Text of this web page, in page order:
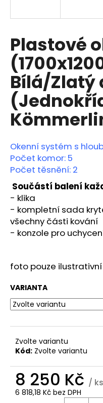
Plastové
Bílá/Zlatý
Okenní systém s
Počet komor: 5
Počet těsnění: 2
Součástí balení
- klika
- kompletní sada
všechny části kování
- konzole pro
foto pouze ilustrativní
VARIANTA
Zvolte variantu
Kód: Zvolte variantu
8 250 Kč / ks
6 818,18 Kč bez DPH
í
t
?
D
o
p
o
r
u
č
e
m
e
POSUVNÉ
(2000X2000)
KLIKA/KLIKA,
ZÁMEK,
3SKLO
BÍLÁ/BÍLÁ
31
500